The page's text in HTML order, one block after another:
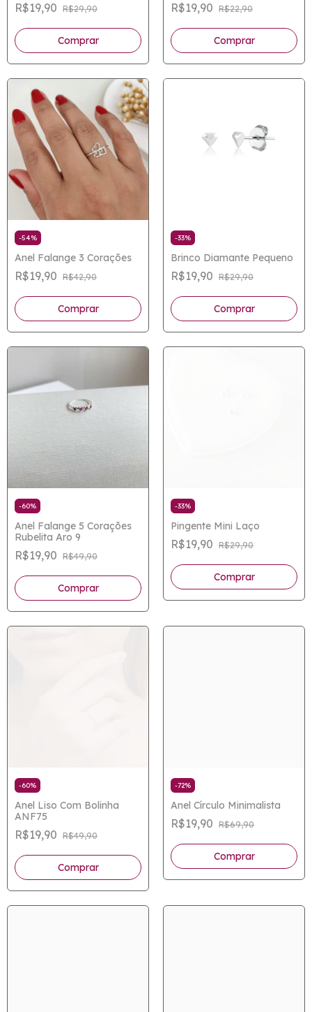
R$19,90 R$29,90 R$19,90 R$22,90
-54%
Anel Falange 3 Corações
R$19,90 R$42,90
-33%
Brinco Diamante Pequeno
R$19,90 R$29,90
-60%
Anel Falange 5 Corações
Rubelita Aro 9
R$19,90 R$49,90
Comprar
-33%
Pingente Mini Laço
R$19,90 R$29,90
-60%
Anel Liso Com Bolinha
ANF75
R$19,90 R$49,90
Comprar
-72%
Anel Círculo Minimalista
R$19,90 R$69,90
Comprar